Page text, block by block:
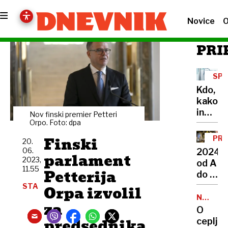
Novice
Nov finski premier Petteri
Orpo. Foto: dpa
Finski
parlament
Petterija
Orpa izvolil
za
20.
06.
2023,
11.55
STA
Kdo,
kako
in
zakaj
lahko
ugovor
vesti
2024
od A
do Ž
v
Od
selitve
O